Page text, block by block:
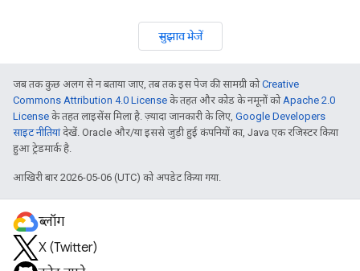
सुझाव भेजें
जब तक कुछ अलग से न बताया जाए, तब तक इस पेज की सामग्री कोCreative
Commons Attribution 4.0 License के तहत और कोड के नमूनों कोApache 2.0
License के तहत लाइसेंस मिला है. ज़्यादा जानकारी के लिए, Google Developers
साइट नीतियांदेखें. Oracle और/या इससे जुड़ी हुई कंपनियों का, Java एक रजिस्टर किया
हुआ ट्रेडमार्क है.
आखिरी बार 2026-05-06 (UTC) को अपडेट किया गया.
ब्लॉग
X (Twitter)